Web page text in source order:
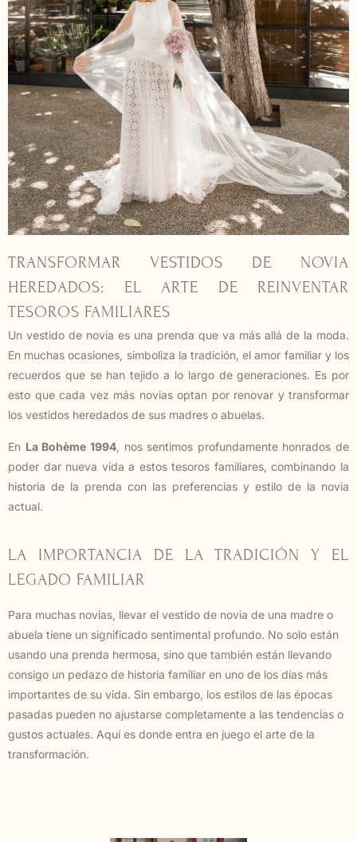
TRANSFORMAR VESTIDOS DE NOVIA
HEREDADOS: EL ARTE DE REINVENTAR
TESOROS FAMILIARES
Un vestido de novia es una prenda que va más allá de la moda.
En muchas ocasiones, simboliza la tradición, el amor familiar y los
recuerdos que se han tejido a lo largo de generaciones. Es por
esto que cada vez más novias optan por renovar y transformar
los vestidos heredados de sus madres o abuelas.
En La Bohème 1994, nos sentimos profundamente honrados de
poder dar nueva vida a estos tesoros familiares, combinando la
historia de la prenda con las preferencias y estilo de la novia
actual.
LA IMPORTANCIA DE LA TRADICIÓN Y EL
LEGADO FAMILIAR
Para muchas novias, llevar el vestido de novia de una madre o
abuela tiene un significado sentimental profundo. No solo están
usando una prenda hermosa, sino que también están llevando
consigo un pedazo de historia familiar en uno de los días más
importantes de su vida. Sin embargo, los estilos de las épocas
pasadas pueden no ajustarse completamente a las tendencias o
gustos actuales. Aquí es donde entra en juego el arte de la
transformación.